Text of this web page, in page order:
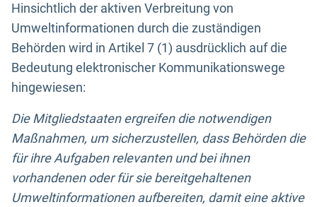
Hinsichtlich der aktiven Verbreitung von
Umweltinformationen durch die zuständigen
Behörden wird in Artikel 7 (1) ausdrücklich auf die
Bedeutung elektronischer Kommunikationswege
hingewiesen:
Die Mitgliedstaaten ergreifen die notwendigen
Maßnahmen, um sicherzustellen, dass Behörden die
für ihre Aufgaben relevanten und bei ihnen
vorhandenen oder für sie bereitgehaltenen
Umweltinformationen aufbereiten, damit eine aktive